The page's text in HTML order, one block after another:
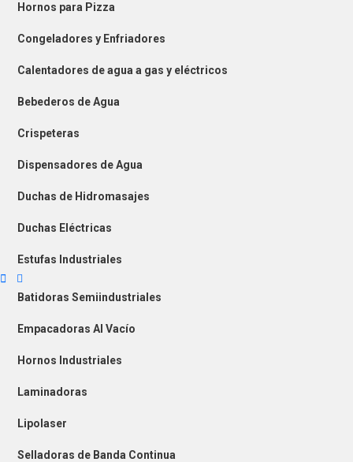
Hornos para Pizza
Congeladores y Enfriadores
Calentadores de agua a gas y eléctricos
Bebederos de Agua
Crispeteras
Dispensadores de Agua
Duchas de Hidromasajes
Duchas Eléctricas
Estufas Industriales
Batidoras Semiindustriales
Empacadoras Al Vacío
Hornos Industriales
Laminadoras
Lipolaser
Selladoras de Banda Continua